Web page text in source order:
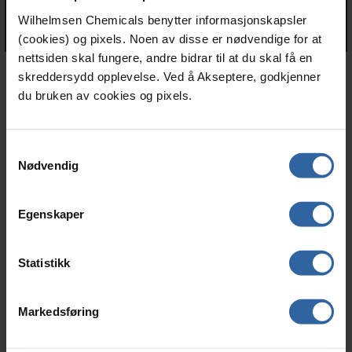
Wilhelmsen Chemicals benytter informasjonskapsler
(cookies) og pixels. Noen av disse er nødvendige for at
nettsiden skal fungere, andre bidrar til at du skal få en
skreddersydd opplevelse. Ved å Akseptere, godkjenner
du bruken av cookies og pixels.
Nødvendig
Egenskaper
Statistikk
Markedsføring
Relaterte artikler